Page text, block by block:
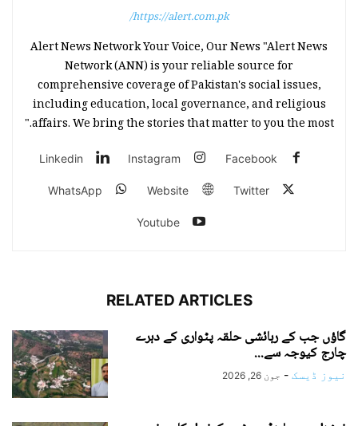
https://alert.com.pk/
Alert News Network Your Voice, Our News "Alert News
Network (ANN) is your reliable source for
comprehensive coverage of Pakistan's social issues,
including education, local governance, and religious
affairs. We bring the stories that matter to you the most."
Facebook
Instagram
Linkedin
Twitter
Website
WhatsApp
Youtube
RELATED ARTICLES
گاؤں جب کے رہائشی حلقہ پٹواری کے دہرے
چارج کیوجہ سے...
نیوز ڈیسک - جون 26, 2026